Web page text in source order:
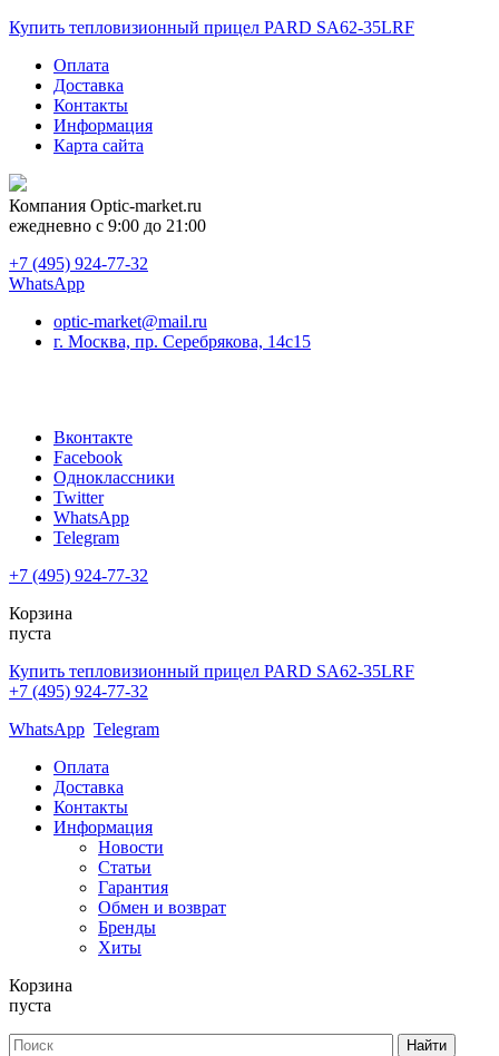
Купить тепловизионный прицел PARD SA62-35LRF
Оплата
Доставка
Контакты
Информация
Карта сайта
Компания Optic-market.ru
ежедневно с 9:00 до 21:00
+7 (495) 924-77-32
WhatsApp
optic-market@mail.ru
г. Москва, пр. Серебрякова, 14с15
Вконтакте
Facebook
Одноклассники
Twitter
WhatsApp
Telegram
+7 (495) 924-77-32
Корзина
пуста
Купить тепловизионный прицел PARD SA62-35LRF
+7 (495) 924-77-32
WhatsApp Telegram
Оплата
Доставка
Контакты
Информация
Новости
Статьи
Гарантия
Обмен и возврат
Бренды
Хиты
Корзина
пуста